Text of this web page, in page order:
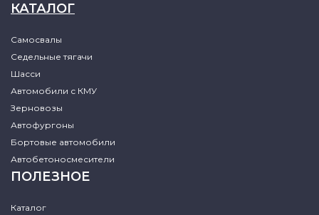
КАТАЛОГ
Самосвалы
Седельные тягачи
Шасси
Автомобили с КМУ
Зерновозы
Автофургоны
Бортовые автомобили
Автобетоносмесители
ПОЛЕЗНОЕ
Каталог